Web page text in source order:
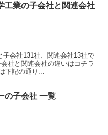
工業の子会社と関連会社
会社131社、関連会社13社で
社と関連会社の違いはコチラ
下記の通り...
の子会社 一覧